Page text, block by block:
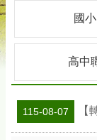
國小
高中
115-08-07 【轉